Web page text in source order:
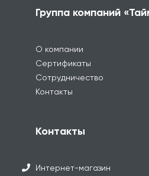
Группа компаний
О компании
Сертификаты
Сотрудничество
Контакты
Контакты
Интернет-магазин